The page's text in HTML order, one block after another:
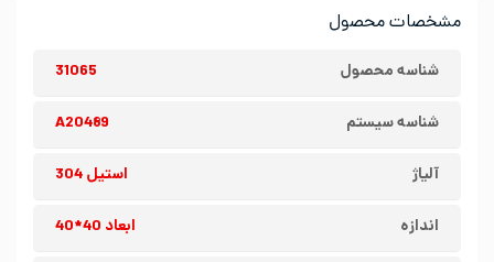
مشخصات محصول
شناسه محصول 31065
شناسه سیستم A20489
آلیاژ استیل 304
اندازه ابعاد 40*40